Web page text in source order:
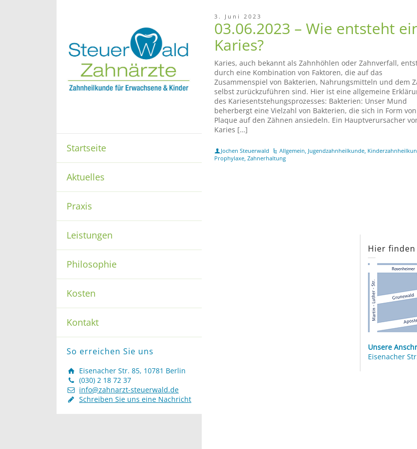
Startseite
Aktuelles
Praxis
Leistungen
Philosophie
Kosten
Kontakt
So erreichen Sie uns
Eisenacher Str. 85, 10781 Berlin
(030) 2 18 72 37
info@zahnarzt-steuerwald.de
Schreiben Sie uns eine Nachricht
3. Juni 2023
03.06.2023 – Wie entsteht
Karies?
Karies, auch bekannt als Zahnhöhlen oder Zahnverfall,
durch eine Kombination von Faktoren, die auf das
Zusammenspiel von Bakterien, Nahrungsmitteln und dem
selbst zurückzuführen sind. Hier ist eine allgemeine
des Kariesentstehungsprozesses: Bakterien: Unser Mund
beherbergt eine Vielzahl von Bakterien, die sich in Form von
Plaque auf den Zähnen ansiedeln. Ein Hauptverursacher
Karies […]
Jochen Steuerwald Allgemein, Jugendzahnheilkunde,
Prophylaxe,Zahnerhaltung
Hier finden
Unsere
Eisenacher